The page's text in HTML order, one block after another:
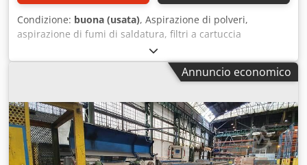
Condizione: buona (usata), Aspirazione di polveri,
aspirazione di fumi di saldatura, filtri a cartuccia
autopulenti, filtri pneumatici, filtri per vuoto per plasma,
laser, sabbiatura, sabbiatura, granigliatura e tutti i tipi di
polvere secca. Marchio: Vaupel - Gram Cjdsn Nw Ntepfx Al
filtro viene pulito da impulsi di aria compressa durante il
funzionamento, con conseguente elevata efficienza
dell'unità. Ventilatore sul lato pulito che riduce al minimo il
rischio di esplosione. Applicazioni: sistema di aspirazione
Annuncio economico